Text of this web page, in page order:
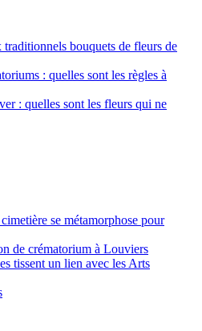
bouquets de fleurs de
: quelles sont les règles à
: quelles sont les fleurs qui ne
se métamorphose pour
de crématorium à Louviers
tissent un lien avec les Arts